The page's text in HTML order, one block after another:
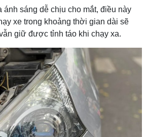
ánh sáng dễ chịu cho mắt, điều này
xe trong khoảng thời gian dài sẽ
giữ được tỉnh táo khi chạy xa.